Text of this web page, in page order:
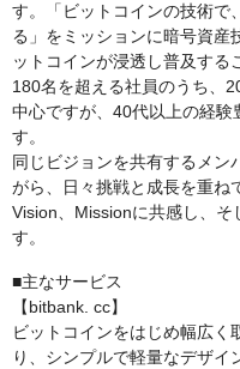
す。「ビットコインの技術で
る」をミッションに暗号資産
ットコインが浸透し普及する
180名を超える社員のうち、
中心ですが、40代以上の経験
す。
同じビジョンを共有するメン
がら、日々挑戦と成長を重ね
Vision、Missionに共感し、そ
す。
■主なサービス
【bitbank. cc】
ビットコインをはじめ幅広く
り、シンプルで軽量なデザイ